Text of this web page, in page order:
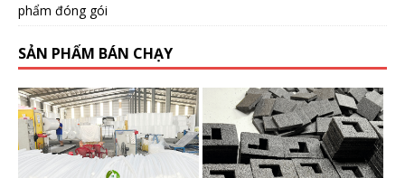
phẩm đóng gói
SẢN PHẨM BÁN CHẠY